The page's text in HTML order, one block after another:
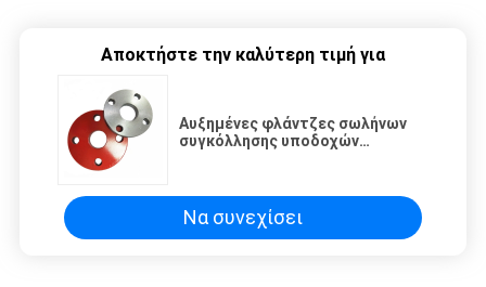
Αποκτήστε την καλύτερη τιμή για
Αυξημένες φλάντζες σωλήνων
συγκόλλησης υποδοχών
Να συνεχίσει